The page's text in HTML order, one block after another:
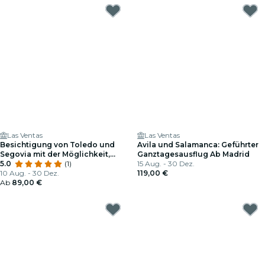
Las Ventas
Besichtigung von Toledo und
Segovia mit der Möglichkeit,
Avila Zu Besuchen!
5.0
(1)
10 Aug. - 30 Dez.
Ab 89,00 €
Las Ventas
Avila und Salamanca: Geführter
Ganztagesausflug Ab Madrid
15 Aug. - 30 Dez.
119,00 €